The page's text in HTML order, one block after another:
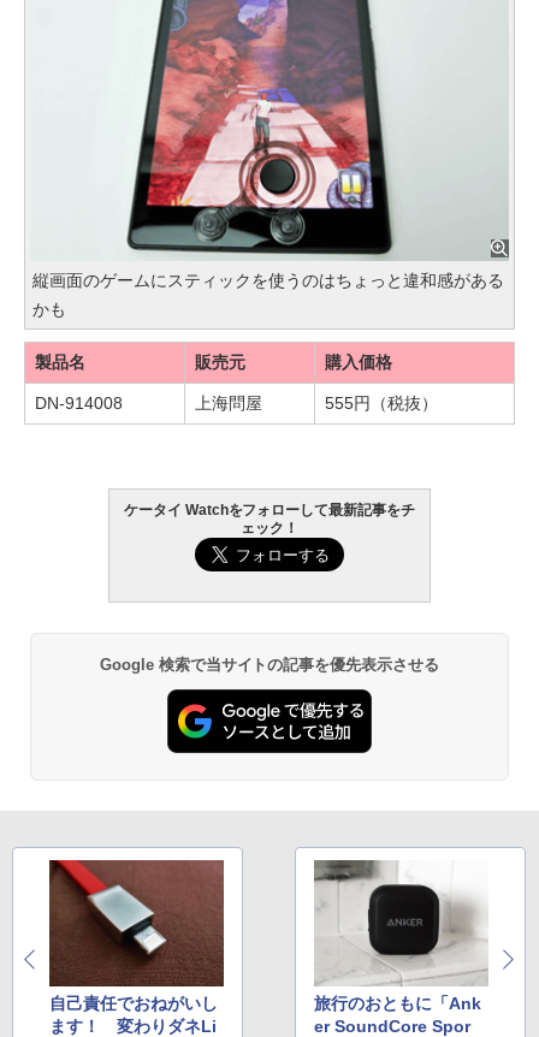
縦画面のゲームにスティックを使うのはちょっと違和感がある
かも
製品名 販売元 購入価格
DN-914008 上海問屋 555円（税抜）
ケータイ Watchをフォローして最新記事をチ
ェック！
Google 検索で当サイトの記事を優先表示させる
自己責任でおねがいし
ます！ 変わりダネLi
旅行のおともに「Ank
er SoundCore Spor